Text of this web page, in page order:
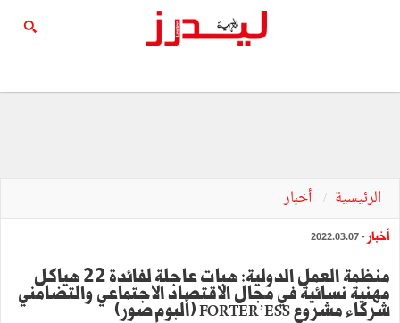
الرئيسية أخبار
أخبار - 2022.03.07
منظمة العمل الدولية: هبات عاجلة لفائدة 22 هياكل
مهنية نسائية في مجال الاقتصاد الاجتماعي والتضامني
شركاء مشروع FORTER’ESS (ألبوم صور)